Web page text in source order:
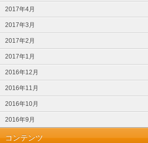
2017年4月
2017年3月
2017年2月
2017年1月
2016年12月
2016年11月
2016年10月
2016年9月
コンテンツ